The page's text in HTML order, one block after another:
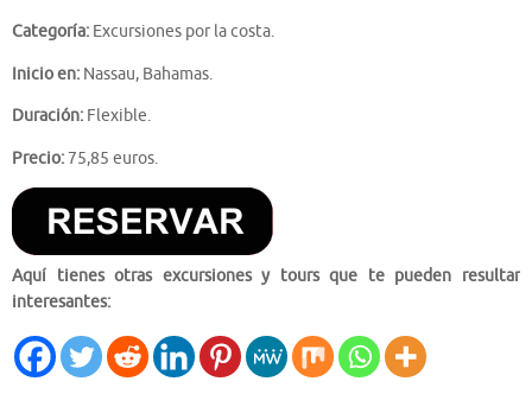
Categoría: Excursiones por la costa.
Inicio en: Nassau, Bahamas.
Duración: Flexible.
Precio:75,85 euros.
Aquí tienes otras excursiones y tours que te pueden resultar
interesantes: